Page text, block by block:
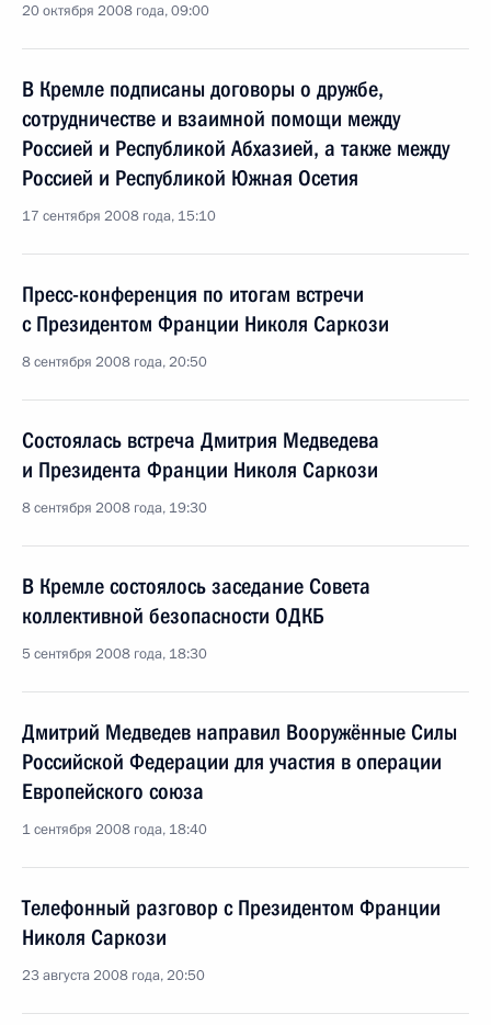
20 октября 2008 года, 09:00
В Кремле подписаны договоры о дружбе,
сотрудничестве и взаимной помощи между
Россией и Республикой Абхазией, а также между
Россией и Республикой Южная Осетия
17 сентября 2008 года, 15:10
Пресс-конференция по итогам встречи
с Президентом Франции Николя Саркози
8 сентября 2008 года, 20:50
Состоялась встреча Дмитрия Медведева
и Президента Франции Николя Саркози
8 сентября 2008 года, 19:30
В Кремле состоялось заседание Совета
коллективной безопасности ОДКБ
5 сентября 2008 года, 18:30
Дмитрий Медведев направил Вооружённые Силы
Российской Федерации для участия в операции
Европейского союза
1 сентября 2008 года, 18:40
Телефонный разговор с Президентом Франции
Николя Саркози
23 августа 2008 года, 20:50